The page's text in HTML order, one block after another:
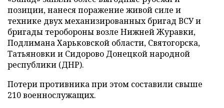
позиции, нанеся поражение живой силе и
технике двух механизированных бригад ВСУ и
бригады теробороны возле Нижней Журавки,
Подлимана Харьковской области, Святогорска,
Татьяновки и Сидорово Донецкой народной
республики (ДНР).
Потери противника при этом составили свыше
210 военнослужащих.